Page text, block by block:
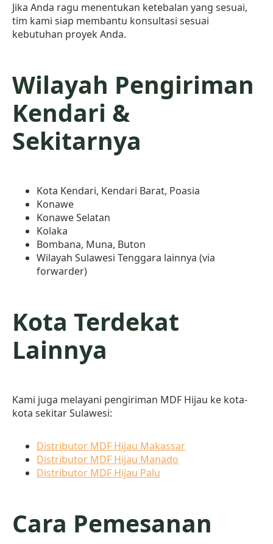
Jika Anda ragu menentukan ketebalan yang sesuai,
tim kami siap membantu konsultasi sesuai
kebutuhan proyek Anda.
Wilayah Pengiriman
Kendari &
Sekitarnya
Kota Kendari, Kendari Barat, Poasia
Konawe
Konawe Selatan
Kolaka
Bombana, Muna, Buton
Wilayah Sulawesi Tenggara lainnya (via
forwarder)
Kota Terdekat
Lainnya
Kami juga melayani pengiriman MDF Hijau ke kota-
kota sekitar Sulawesi:
Distributor MDF Hijau Makassar
Distributor MDF Hijau Manado
Distributor MDF Hijau Palu
Cara Pemesanan